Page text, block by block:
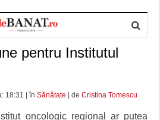
pentru Institutul
18:31 | în Sănătate | de Cristina Tomescu
oncologic regional ar putea